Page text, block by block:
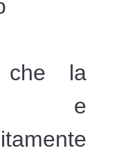
che la
e